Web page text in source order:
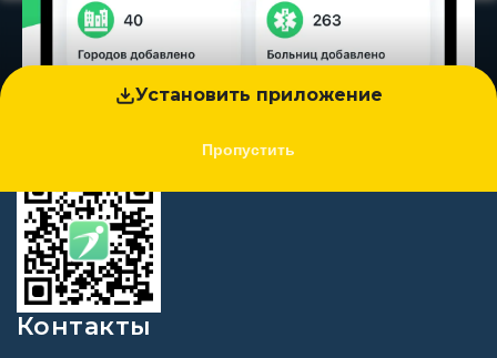
Установить приложение
Пропустить
Контакты